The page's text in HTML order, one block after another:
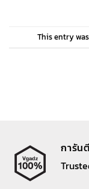
This entry
การัน